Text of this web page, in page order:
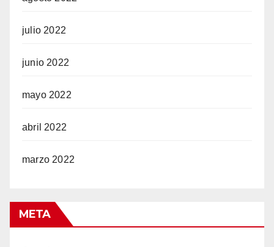
julio 2022
junio 2022
mayo 2022
abril 2022
marzo 2022
META